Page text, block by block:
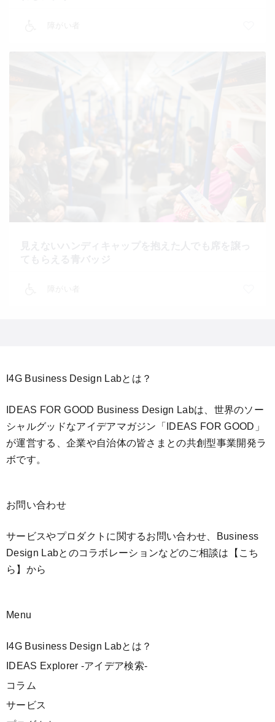
I4G Business Design Labとは？
IDEAS FOR GOOD Business Design Labは、世界のソー
シャルグッドなアイデアマガジン「IDEAS FOR GOOD」
が運営する、企業や自治体の皆さまとの共創型事業開発ラ
ボです。
お問い合わせ
サービスやプロダクトに関するお問い合わせ、Business
Design Labとのコラボレーションなどのご相談は 【こち
ら】 から
Menu
I4G Business Design Labとは？
IDEAS Explorer -アイデア検索-
コラム
サービス